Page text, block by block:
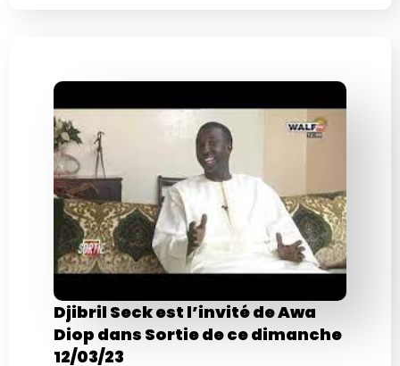
Djibril Seck est l’invité de Awa
Diop dans Sortie de ce dimanche
12/03/23